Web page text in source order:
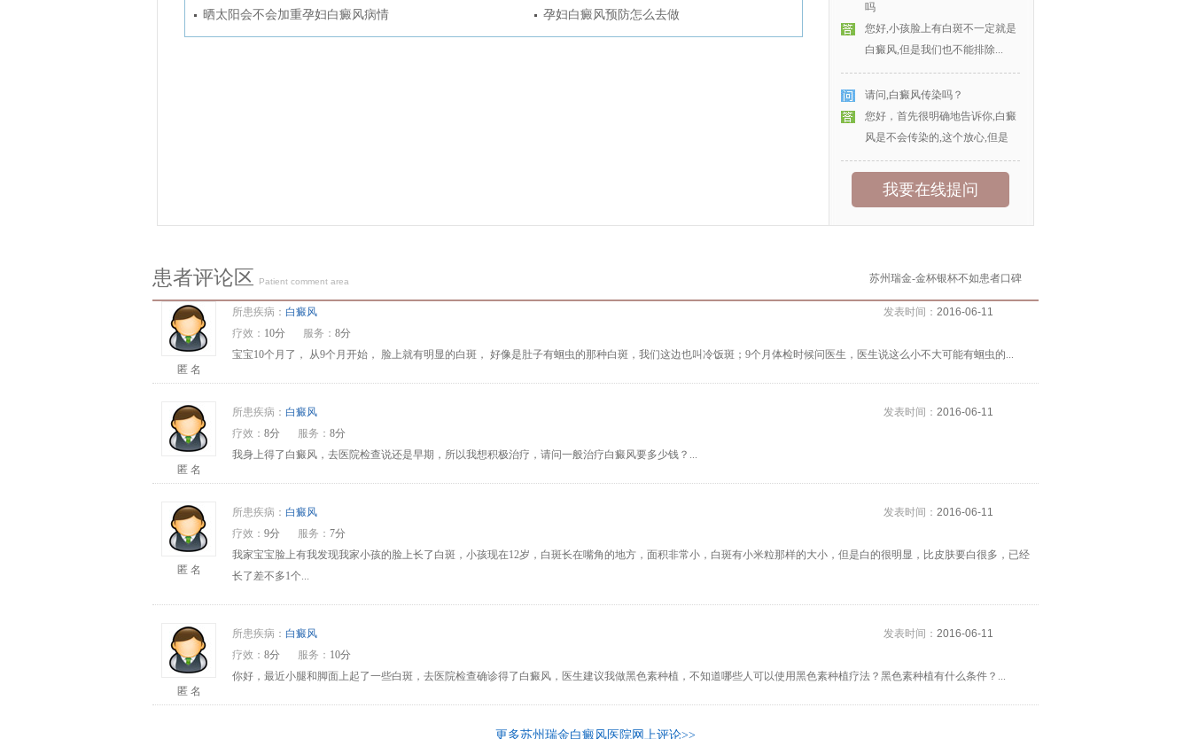
晒太阳会不会加重孕妇白癜风病情
孕妇白癜风预防怎么去做
吗
您好,小孩脸上有白斑不一定就是
白癜风,但是我们也不能排除...
请问,白癜风传染吗？
您好，首先很明确地告诉你,白癜
风是不会传染的,这个放心,但是
我要在线提问
患者评论区 Patient comment area 苏州瑞金-金杯银杯不如患者口碑
匿 名
所患疾病： 白癜风 发表时间： 2016-06-11
疗效： 10分 服务： 8分
宝宝10个月了， 从9个月开始， 脸上就有明显的白斑， 好像是肚子有蛔虫的那种白斑，我们这边也叫冷饭斑；9个月体检时候问医生，医生说这么小不大可能有蛔虫的...
匿 名
所患疾病： 白癜风 发表时间： 2016-06-11
疗效： 8分 服务： 8分
我身上得了白癜风，去医院检查说还是早期，所以我想积极治疗，请问一般治疗白癜风要多少钱？...
匿 名
所患疾病： 白癜风 发表时间： 2016-06-11
疗效： 9分 服务： 7分
我家宝宝脸上有我发现我家小孩的脸上长了白斑，小孩现在12岁，白斑长在嘴角的地方，面积非常小，白斑有小米粒那样的大小，但是白的很明显，比皮肤要白很多，已经
长了差不多1个...
匿 名
所患疾病： 白癜风 发表时间： 2016-06-11
疗效： 8分 服务： 10分
你好，最近小腿和脚面上起了一些白斑，去医院检查确诊得了白癜风，医生建议我做黑色素种植，不知道哪些人可以使用黑色素种植疗法？黑色素种植有什么条件？...
更多苏州瑞金白癜风医院网上评论>>